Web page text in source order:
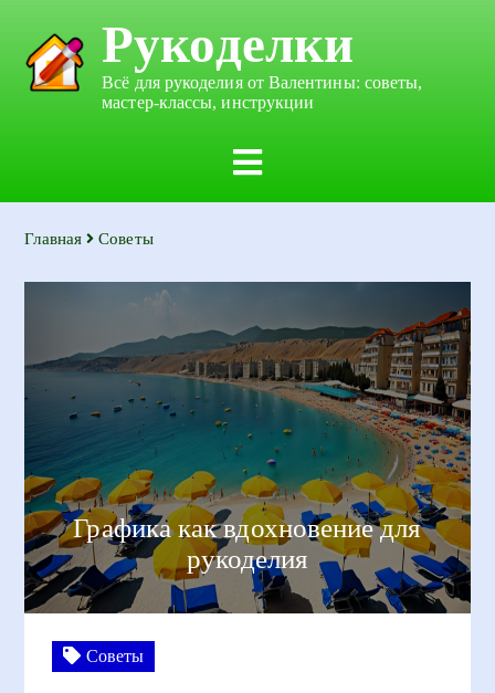
Рукоделки
Всё для рукоделия от Валентины: советы,
мастер-классы, инструкции
Главная Советы
Графика как вдохновение для
рукоделия
Советы